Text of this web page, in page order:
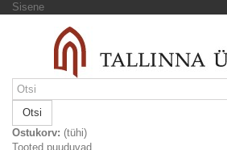
Sisene
Otsi
Ostukorv: (tühi)
Tooted puuduvad